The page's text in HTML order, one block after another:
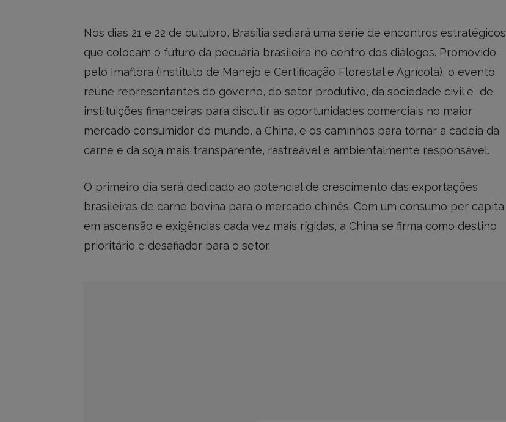
Nos dias 21 e 22 de outubro, Brasília sediará uma série de encontros estratégicos
que colocam o futuro da pecuária brasileira no centro dos diálogos. Promovido
pelo Imaflora (Instituto de Manejo e Certificação Florestal e Agrícola), o evento
reúne representantes do governo, do setor produtivo, da sociedade civil e de
instituições financeiras para discutir as oportunidades comerciais no maior
mercado consumidor do mundo, a China, e os caminhos para tornar a cadeia da
carne e da soja mais transparente, rastreável e ambientalmente responsável.
O primeiro dia será dedicado ao potencial de crescimento das exportações
brasileiras de carne bovina para o mercado chinês. Com um consumo per capita
em ascensão e exigências cada vez mais rígidas, a China se firma como destino
prioritário e desafiador para o setor.